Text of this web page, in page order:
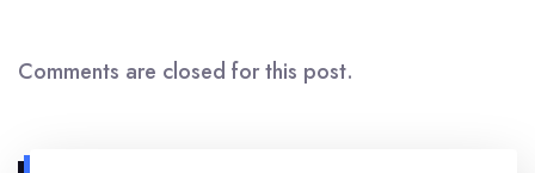
Comments are closed for this post.